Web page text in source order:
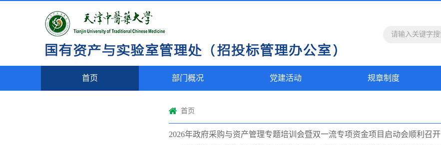
首页 部门概况 党建活动 规章制度
首页
2026年政府采购与资产管理专题培训会暨双一流专项资金项目启动会顺利召开